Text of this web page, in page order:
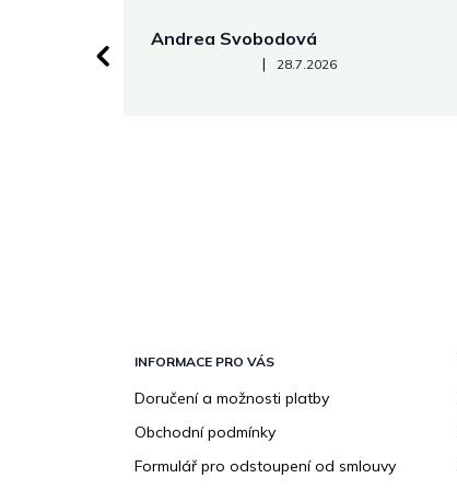
Andrea Svobodová
Hodnocení obchodu je 5 z 5 hvězdiček.
| 28.7.2026
INFORMACE PRO VÁS
Doručení a možnosti platby
Obchodní podmínky
Formulář pro odstoupení od smlouvy